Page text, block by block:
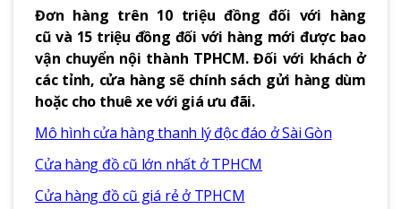
Đơn hàng trên 10 triệu đồng đối với hàng
cũ và 15 triệu đồng đối với hàng mới được bao
vận chuyển nội thành TPHCM. Đối với khách ở
các tỉnh, cửa hàng sẽ chính sách gửi hàng dùm
hoặc cho thuê xe với giá ưu đãi.
Mô hình cửa hàng thanh lý độc đáo ở Sài Gòn
Cửa hàng đồ cũ lớn nhất ở TPHCM
Cửa hàng đồ cũ giá rẻ ở TPHCM